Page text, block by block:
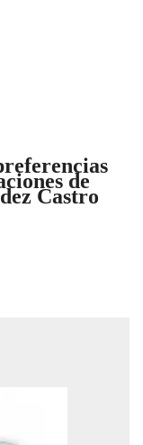
de
Castro